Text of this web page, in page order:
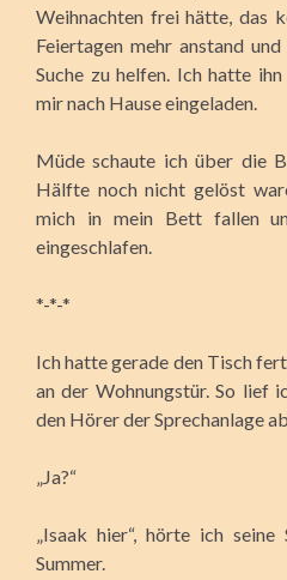
Weihnachten frei hätte, das
Feiertagen mehr anstand
Suche zu helfen. Ich hatte
mir nach Hause eingeladen.
Müde schaute ich über die
Hälfte noch nicht gelöst
mich in mein Bett fallen
eingeschlafen.
*-*-*
Ich hatte gerade den Tisch
an der Wohnungstür. So lief
den Hörer der Sprechanlage ab.
„Ja?“
„Isaak hier“, hörte ich
Summer.